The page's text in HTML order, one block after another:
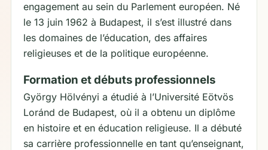
engagement au sein du Parlement européen. Né
le 13 juin 1962 à Budapest, il s’est illustré dans
les domaines de l’éducation, des affaires
religieuses et de la politique européenne.
Formation et débuts professionnels
György Hölvényi a étudié à l’Université Eötvös
Loránd de Budapest, où il a obtenu un diplôme
en histoire et en éducation religieuse. Il a débuté
sa carrière professionnelle en tant qu’enseignant,